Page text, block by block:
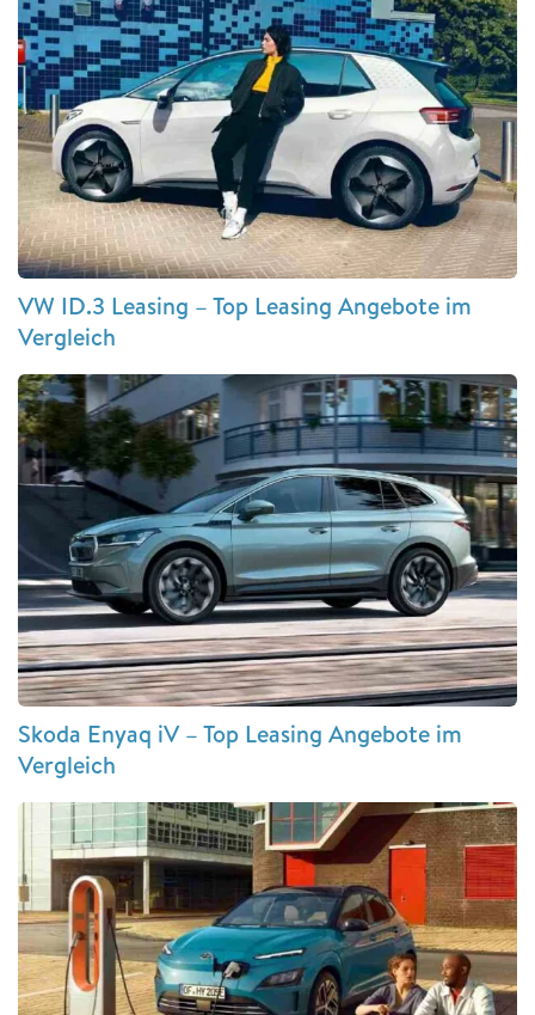
VW ID.3 Leasing – Top Leasing Angebote im
Vergleich
Skoda Enyaq iV – Top Leasing Angebote im
Vergleich